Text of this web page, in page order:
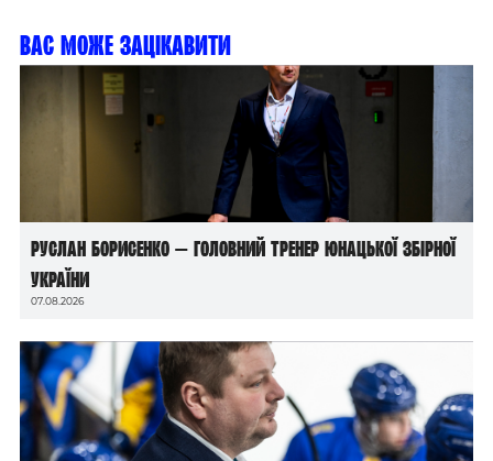
Вас може зацікавити
Руслан Борисенко — головний тренер юнацької збірної
України
07.08.2026